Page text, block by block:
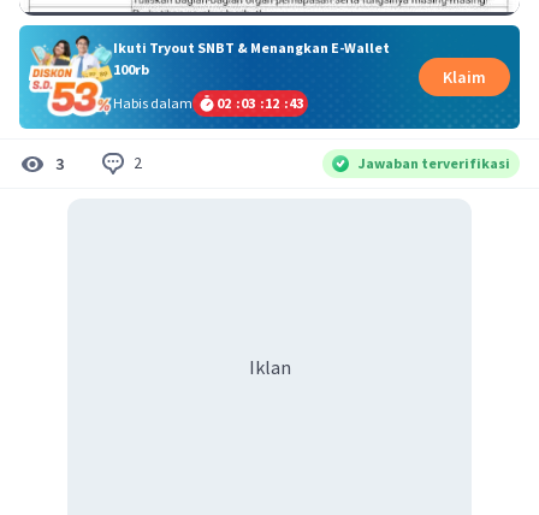
Ikuti Tryout SNBT & Menangkan E-Wallet
100rb
Habis dalam
02 :03 :12 :43
Klaim
3 2 Jawaban terverifikasi
Iklan